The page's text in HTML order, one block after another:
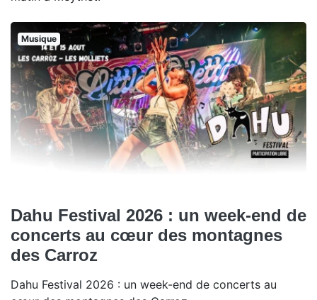
Musique
Dahu Festival 2026 : un week-end de
concerts au cœur des montagnes
des Carroz
Dahu Festival 2026 : un week-end de concerts au